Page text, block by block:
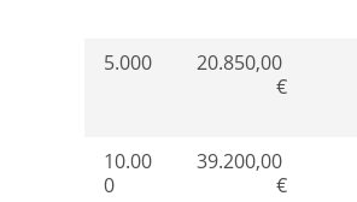
5.000
20.850,00
€
10.00
0
39.200,00
€